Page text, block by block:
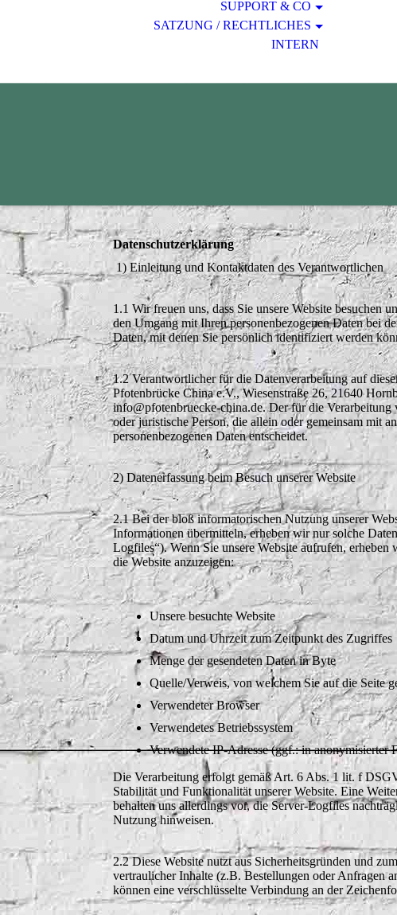
SUPPORT & CO
SATZUNG / RECHTLICHES
INTERN
Datenschutzerklärung
1) Einleitung und Kontaktdaten des Verantwortlichen
1.1 Wir freuen uns, dass Sie unsere Website besuchen
den Umgang mit Ihren personenbezogenen Daten bei
Daten, mit denen Sie persönlich identifiziert werden
1.2 Verantwortlicher für die Datenverarbeitung auf
Pfotenbrücke China e.V., Wiesenstraße 26, 21640
info@pfotenbruecke-china.de. Der für die
oder juristische Person, die allein oder gemeinsam mit
personenbezogenen Daten entscheidet.
2) Datenerfassung beim Besuch unserer Website
2.1 Bei der bloß informatorischen Nutzung unserer
Informationen übermitteln, erheben wir nur solche
Logfiles“). Wenn Sie unsere Website aufrufen,
die Website anzuzeigen:
Unsere besuchte Website
Datum und Uhrzeit zum Zeitpunkt des Zugriffes
Menge der gesendeten Daten in Byte
Quelle/Verweis, von welchem Sie auf die Seite
Verwendeter Browser
Verwendetes Betriebssystem
Verwendete IP-Adresse (ggf.: in anonymisierter
Die Verarbeitung erfolgt gemäß Art. 6 Abs. 1 lit. f
Stabilität und Funktionalität unserer Website. Eine
behalten uns allerdings vor, die Server-Logfiles
Nutzung hinweisen.
2.2 Diese Website nutzt aus Sicherheitsgründen und
vertraulicher Inhalte (z.B. Bestellungen oder Anfragen
können eine verschlüsselte Verbindung an der